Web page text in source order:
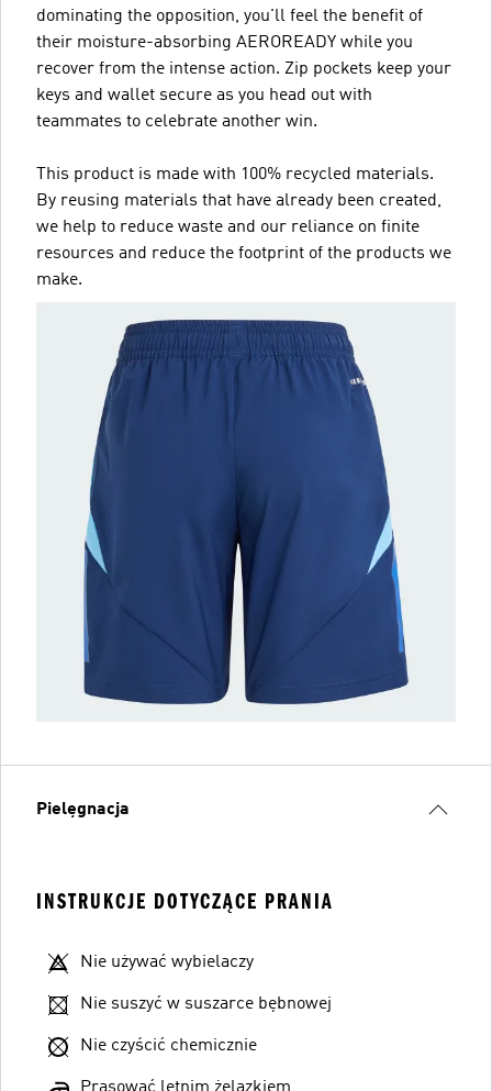
dominating the opposition, you'll feel the benefit of
their moisture-absorbing AEROREADY while you
recover from the intense action. Zip pockets keep your
keys and wallet secure as you head out with
teammates to celebrate another win.
This product is made with 100% recycled materials.
By reusing materials that have already been created,
we help to reduce waste and our reliance on finite
resources and reduce the footprint of the products we
make.
Pielęgnacja
INSTRUKCJE DOTYCZĄCE PRANIA
Nie używać wybielaczy
Nie suszyć w suszarce bębnowej
Nie czyścić chemicznie